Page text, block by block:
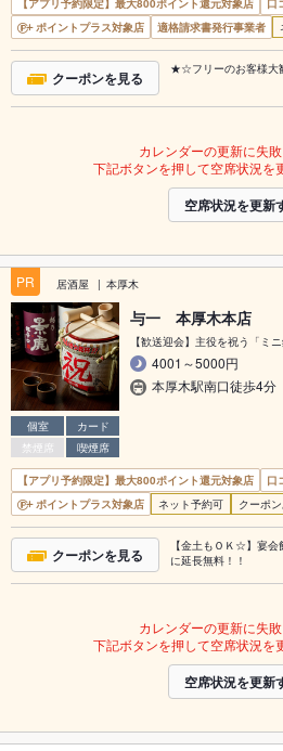
【アプリ予約限定】最大800ポイント還元対象店
口
ポイントプラス対象店
適格請求書発行事業者
クーポンを見る ★☆フリーのお客様大
カレンダーの更新に失敗
下記ボタンを押して空席状況を
空席状況を更新
PR 居酒屋 本厚木
個室
カード
禁煙席
喫煙席
与一 本厚木本店
【歓送迎会】主役を祝う「ミ
4001～5000円
本厚木駅南口徒歩4分
【アプリ予約限定】最大800ポイント還元対象店
口
ポイントプラス対象店
ネット予約可 クーポ
クーポンを見る
【金土もＯＫ☆】宴
に延長無料！！
カレンダーの更新に失敗
下記ボタンを押して空席状況を
空席状況を更新